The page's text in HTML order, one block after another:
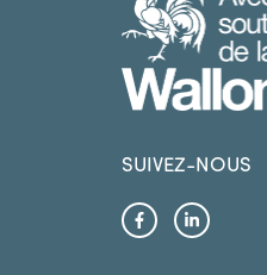
SUIVEZ-NOUS
FacebookLinkedin